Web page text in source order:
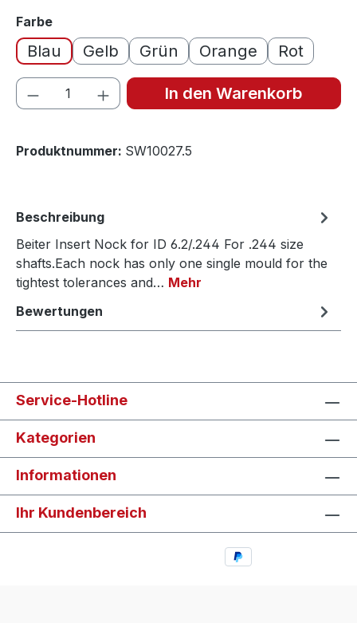
Farbeauswählen
Blau Gelb Grün Orange Rot
Produkt Anzahl: Gib den gewünschten
In den Warenkorb
Produktnummer: SW10027.5
Beschreibung
Beiter Insert Nock for ID 6.2/.244 For .244 size
shafts.Each nock has only one single mould for the
tightest tolerances and… Mehr
Bewertungen
Service-Hotline
Kategorien
Informationen
Ihr Kundenbereich